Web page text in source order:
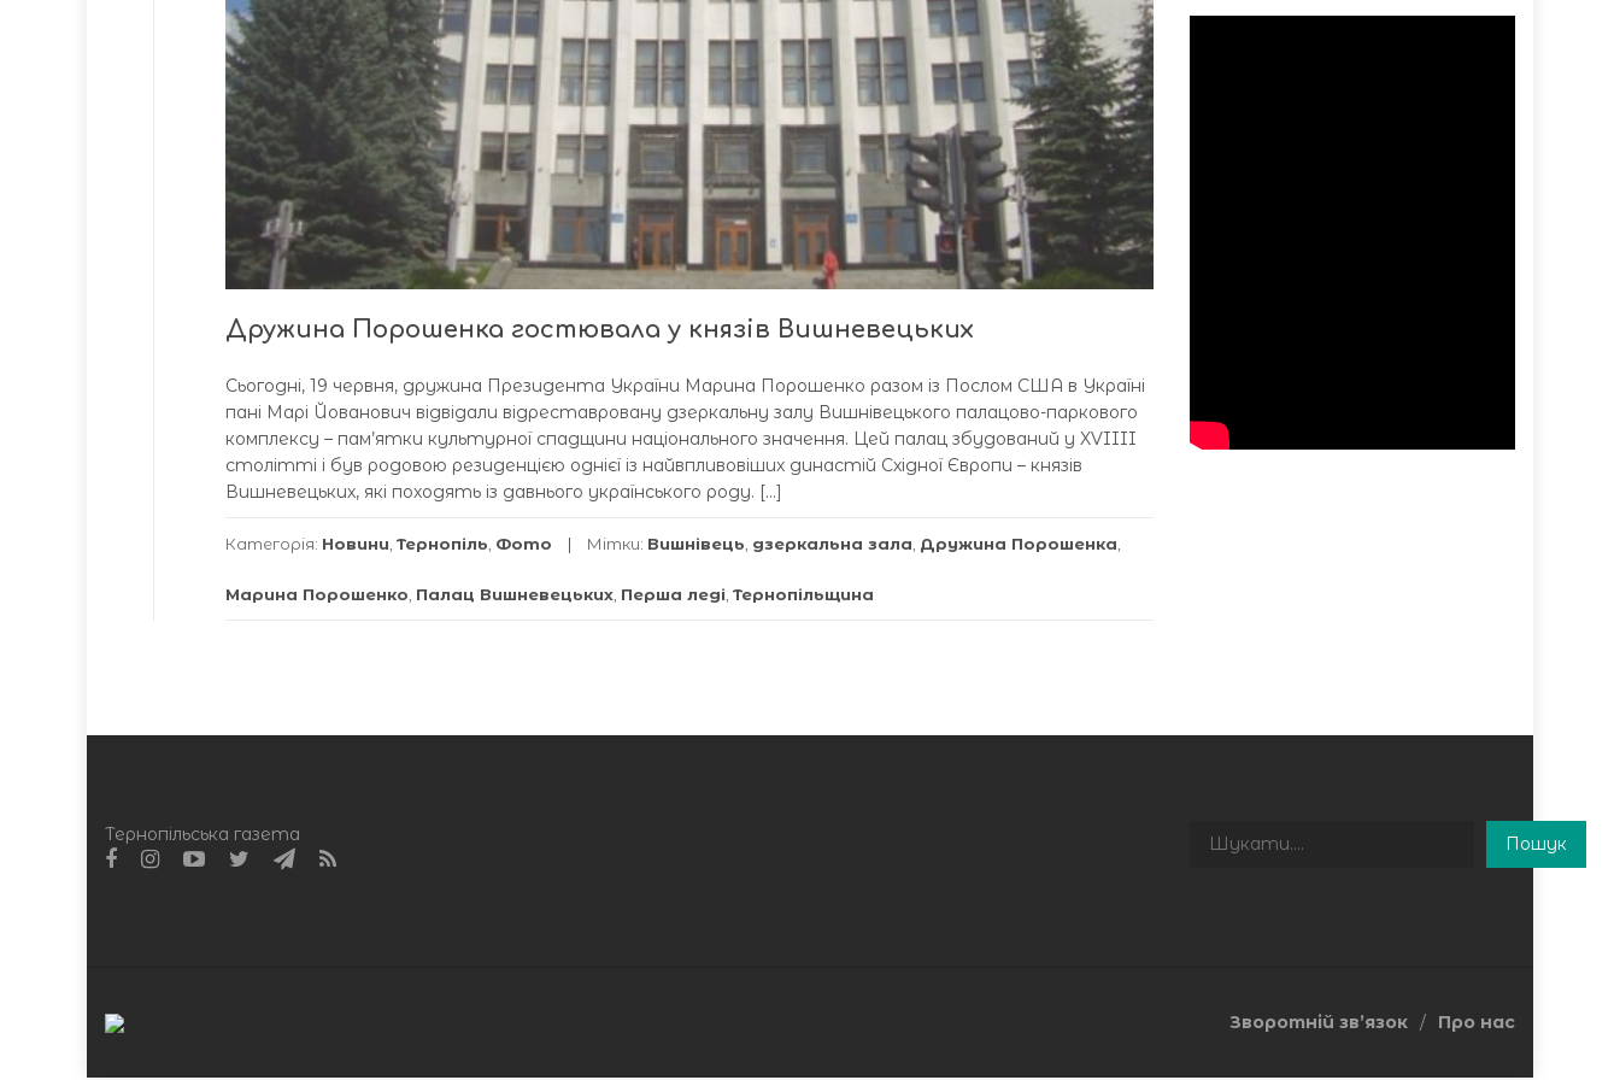
Дружина Порошенка гостювала у князів Вишневецьких
Сьогодні, 19 червня, дружина Президента України Марина Порошенко разом із Послом США в Україні
пані Марі Йованович відвідали відреставровану дзеркальну залу Вишнівецького палацово-паркового
комплексу – пам’ятки культурної спадщини національного значення. Цей палац збудований у XVIIII
столітті і був родовою резиденцією однієї із найвпливовіших династій Східної Європи – князів
Вишневецьких, які походять із давнього українського роду. […]
Категорія: Новини Тернопіль Фото Мітки: Вишнівець дзеркальна зала Дружина Порошенка
Марина Порошенко Палац Вишневецьких Перша леді Тернопільщина
Тернопільська газета Пошук
Пошук
Зворотній зв’язок Про нас